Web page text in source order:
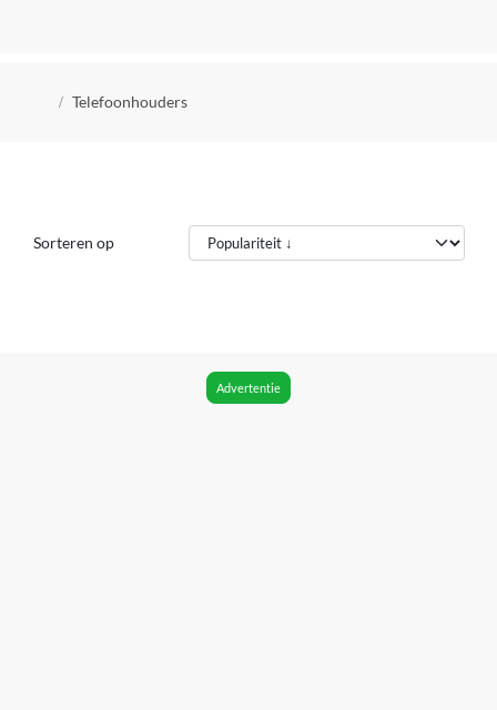
Kruimelpad
Telefoonhouders
Sorteren op
Advertentie